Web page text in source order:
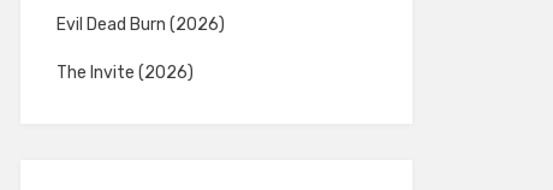
Evil Dead Burn (2026)
The Invite (2026)